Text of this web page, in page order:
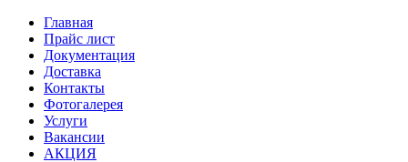
Главная
Прайс лист
Документация
Доставка
Контакты
Фотогалерея
Услуги
Вакансии
АКЦИЯ